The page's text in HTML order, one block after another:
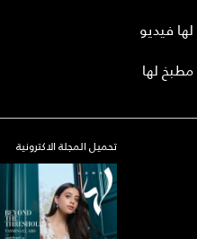
لها فيديو
مطبخ لها
تحميل المجلة الاكترونية